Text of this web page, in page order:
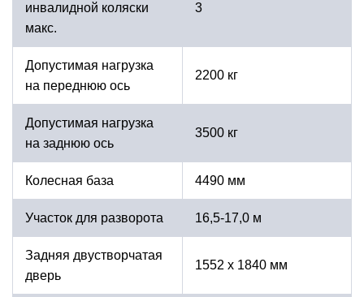
инвалидной коляски
макс.
3
Допустимая нагрузка
на переднюю ось
2200 кг
Допустимая нагрузка
на заднюю ось
3500 кг
Колесная база 4490 мм
Участок для разворота 16,5-17,0 м
Задняя двустворчатая
дверь
1552 х 1840 мм